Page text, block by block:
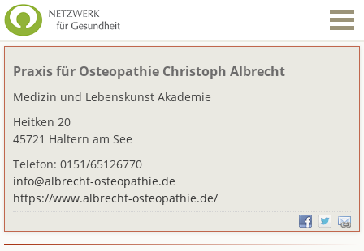
Praxis für Osteopathie Christoph Albrecht
Medizin und Lebenskunst Akademie
Heitken 20
45721 Haltern am See
Telefon: 0151/65126770
info@albrecht-osteopathie.de
https://www.albrecht-osteopathie.de/